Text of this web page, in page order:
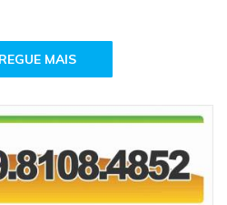
MAIS